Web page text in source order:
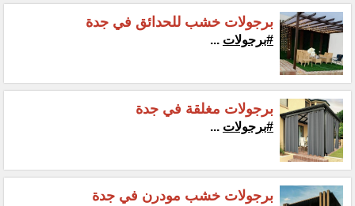
برجولات خشب للحدائق في جدة
#برجولات ...
برجولات مغلقة في جدة
#برجولات ...
برجولات خشب مودرن في جدة